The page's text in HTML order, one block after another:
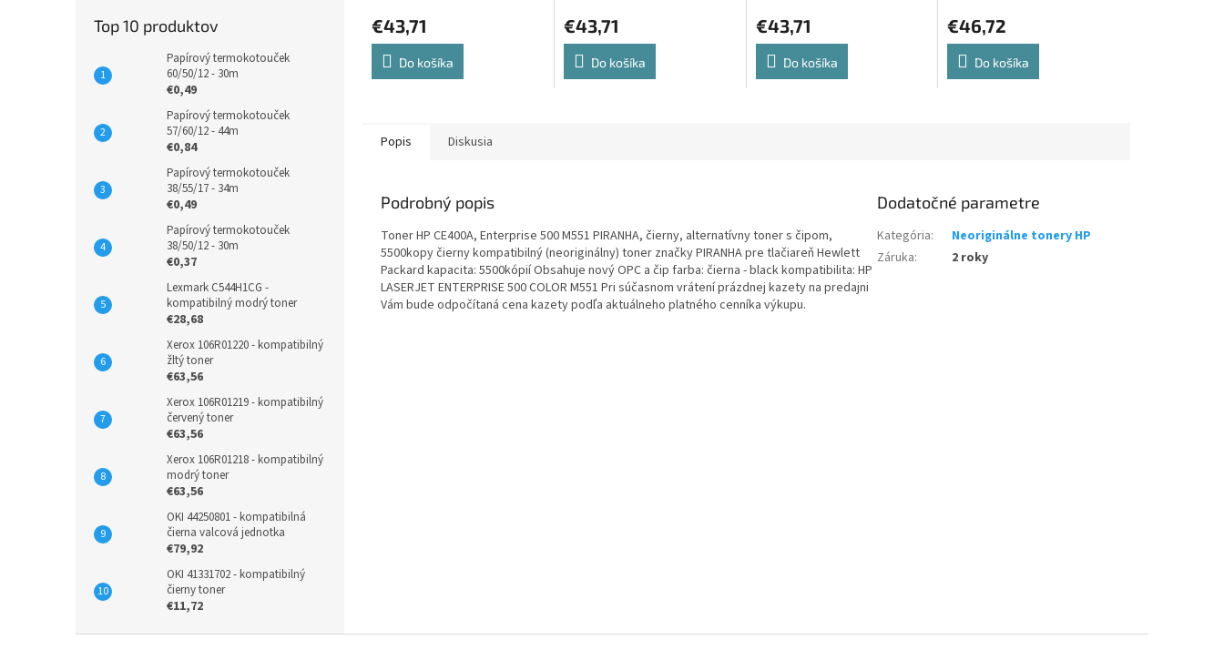
Top 10 produktov
Papírový termokotouček
60/50/12 - 30m
€0,49
Papírový termokotouček
57/60/12 - 44m
€0,84
Papírový termokotouček
38/55/17 - 34m
€0,49
Papírový termokotouček
38/50/12 - 30m
€0,37
Lexmark C544H1CG -
kompatibilný modrý toner
€28,68
Xerox 106R01220 - kompatibilný
žltý toner
€63,56
Xerox 106R01219 - kompatibilný
červený toner
€63,56
Xerox 106R01218 - kompatibilný
modrý toner
€63,56
OKI 44250801 - kompatibilná
čierna valcová jednotka
€79,92
OKI 41331702 - kompatibilný
čierny toner
€11,72
€43,71
Do košíka
€43,71
Do košíka
€43,71
Do košíka
€46,72
Do košíka
Popis Diskusia
Podrobný popis
Toner HP CE400A, Enterprise 500 M551 PIRANHA, čierny, alternatívny toner s čipom,
5500kopy čierny kompatibilný (neoriginálny) toner značky PIRANHA pre tlačiareň Hewlett
Packard kapacita: 5500kópií Obsahuje nový OPC a čip farba: čierna - black kompatibilita: HP
LASERJET ENTERPRISE 500 COLOR M551 Pri súčasnom vrátení prázdnej kazety na predajni
Vám bude odpočítaná cena kazety podľa aktuálneho platného cenníka výkupu.
Dodatočné parametre
Kategória:
Neoriginálne tonery HP
Záruka: 2 roky